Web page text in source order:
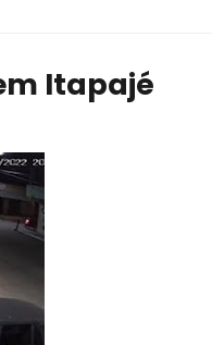
Itapajé